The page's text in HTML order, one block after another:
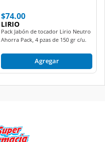
$74.00
LIRIO
Pack Jabón de tocador Lirio Neutro
Ahorra Pack, 4 pzas de 150 gr c/u.
Agregar